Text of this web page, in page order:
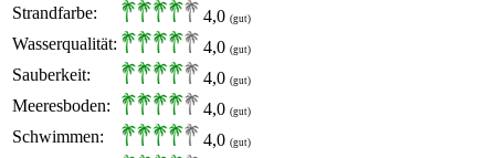
Strandfarbe: 4,0 (gut)
Wasserqualität: 4,0 (gut)
Sauberkeit: 4,0 (gut)
Meeresboden: 4,0 (gut)
Schwimmen: 4,0 (gut)